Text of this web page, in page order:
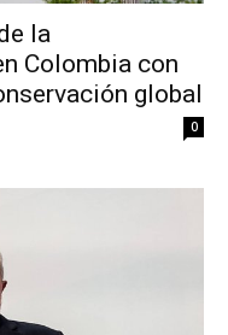
la
Colombia con
global
0